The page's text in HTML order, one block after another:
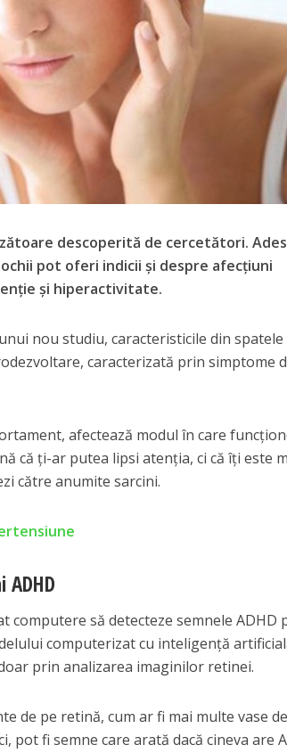
descoperită de cercetători.
pot oferi indicii și despre afecțiuni
și hiperactivitate.
nou studiu, caracteristicile din spatele
caracterizată prin simptome
afectează modul în care
că ți-ar putea lipsi atenția, ci că îți este
către anumite sarcini.
computere să detecteze semnele ADHD
computerizat cu inteligență
prin analizarea imaginilor retinei.
de pe retină, cum ar fi mai multe vase de
pot fi semne care arată dacă cineva are